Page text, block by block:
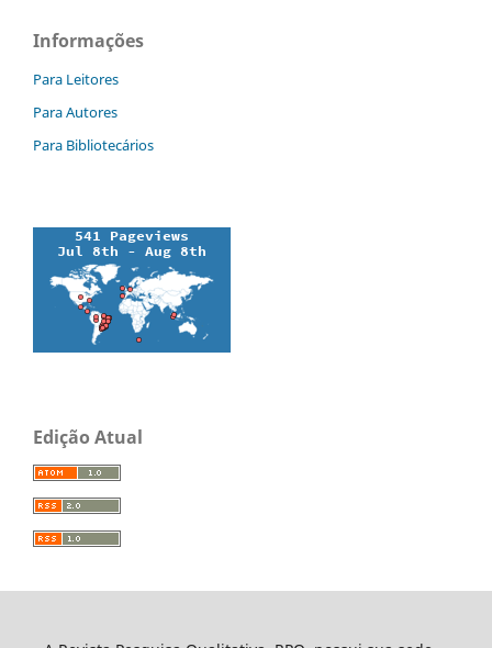
Informações
Para Leitores
Para Autores
Para Bibliotecários
Edição Atual